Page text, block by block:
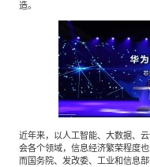
智能家居
公共服务
科技、媒体和通信
媒体报道
媒体服务
关于我们
公司介绍
中国管理团队
加入我们
造。
近年来，以人工智能、大数据、
会各个领域，信息经济繁荣程度
而国务院、发改委、工业和信息